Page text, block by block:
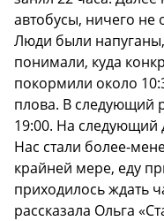
автобусы, ничего не
Люди были
понимали, куда
покормили около
плова. В следующий
19:00. На следующий
Нас стали более-
крайней мере, еду
приходилось ждать
рассказала Ольга